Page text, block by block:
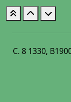
C. 8 1330,